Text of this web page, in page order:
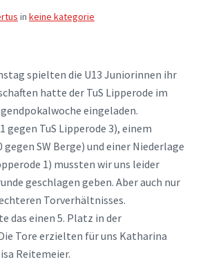
in keine kategorie
spielten die U13 Juniorinnen ihr
hatte der TuS Lipperode im
eingeladen.
gegen TuS Lipperode 3), einem
gegen SW Berge) und einer Niederlage
1) mussten wir uns leider
geschlagen geben. Aber auch nur
Torverhältnisses.
das einen 5. Platz in der
Tore erzielten für uns Katharina
Reitemeier.